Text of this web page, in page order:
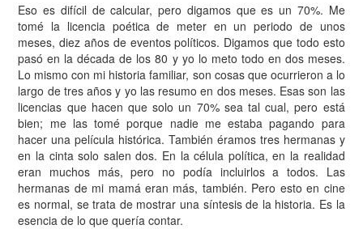
Eso es difícil de calcular, pero digamos que es un 70%. Me
tomé la licencia poética de meter en un periodo de unos
meses, diez años de eventos políticos. Digamos que todo esto
pasó en la década de los 80 y yo lo meto todo en dos meses.
Lo mismo con mi historia familiar, son cosas que ocurrieron a lo
largo de tres años y yo las resumo en dos meses. Esas son las
licencias que hacen que solo un 70% sea tal cual, pero está
bien; me las tomé porque nadie me estaba pagando para
hacer una película histórica. También éramos tres hermanas y
en la cinta solo salen dos. En la célula política, en la realidad
eran muchos más, pero no podía incluirlos a todos. Las
hermanas de mi mamá eran más, también. Pero esto en cine
es normal, se trata de mostrar una síntesis de la historia. Es la
esencia de lo que quería contar.